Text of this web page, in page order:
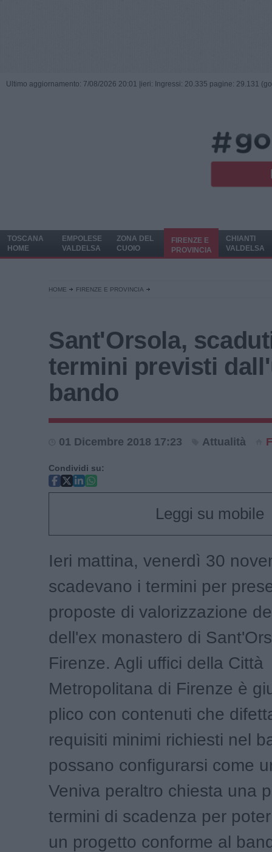
Ultimo aggiornamento: 7/08/2026 20:01 | ieri: Ingressi: 20.335 pagine: 29.131
TOSCANA
HOME
EMPOLESE
VALDELSA
ZONA DEL
CUOIO
FIRENZE E
PROVINCIA
CHIANTI
VALDELSA
HOME FIRENZE E PROVINCIA
Sant'Orsola,
termini previsti
bando
01 Dicembre 2018 17:23 Attualità
Condividi su:
Leggi su mobile
Ieri mattina, venerdì 30
scadevano i termini per
proposte di valorizzazione
dell'ex monastero di
Firenze. Agli uffici della Città
Metropolitana di Firenze è
plico con contenuti che
requisiti minimi richiesti nel
possano configurarsi come
Veniva peraltro chiesta una
termini di scadenza per
un progetto conforme al